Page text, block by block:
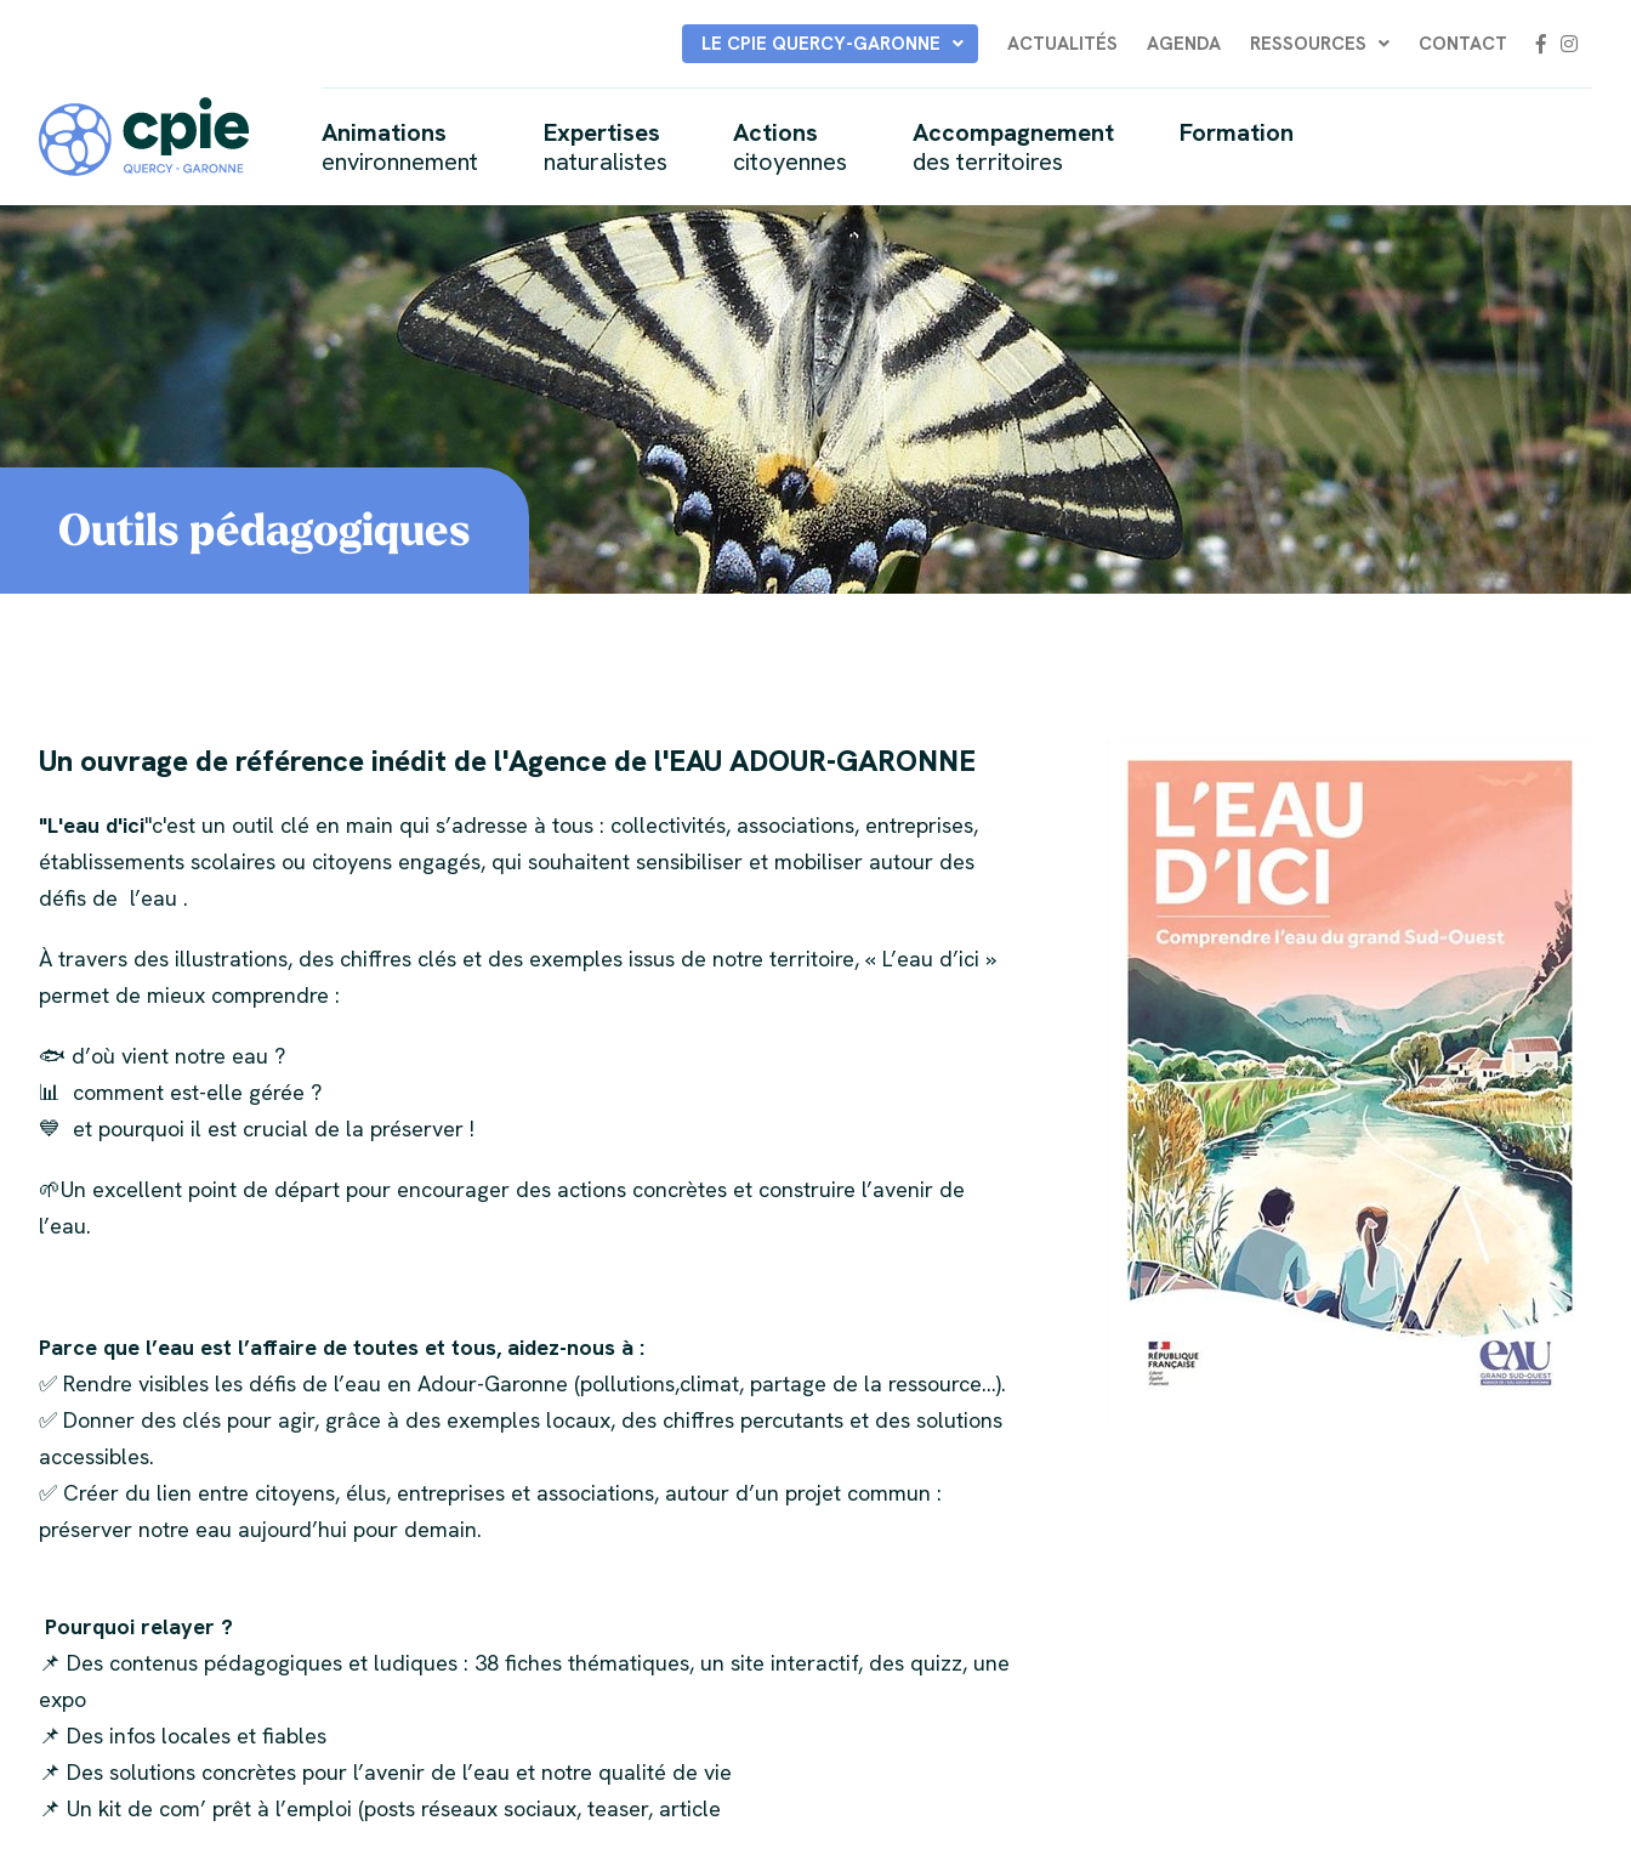
LE CPIE QUERCY-GARONNE ACTUALITÉS AGENDA RESSOURCES CONTACT
Animations
environnement
Expertises
naturalistes
Actions
citoyennes
Accompagnement
des territoires
Formation
Outils pédagogiques
Un ouvrage de référence inédit de l'Agence de l'EAU ADOUR-GARONNE
"L'eau d'ici"c'est un outil clé en main qui s’adresse à tous : collectivités, associations, entreprises,
établissements scolaires ou citoyens engagés, qui souhaitent sensibiliser et mobiliser autour des
défis de l’eau .
À travers des illustrations, des chiffres clés et des exemples issus de notre territoire, « L’eau d’ici »
permet de mieux comprendre :
🐟 d’où vient notre eau ?
📊 comment est-elle gérée ?
💙 et pourquoi il est crucial de la préserver !
🌱Un excellent point de départ pour encourager des actions concrètes et construire l’avenir de
l’eau.
Parce que l’eau est l’affaire de toutes et tous, aidez-nous à :
✅ Rendre visibles les défis de l’eau en Adour-Garonne (pollutions,climat, partage de la ressource…).
✅ Donner des clés pour agir, grâce à des exemples locaux, des chiffres percutants et des solutions
accessibles.
✅ Créer du lien entre citoyens, élus, entreprises et associations, autour d’un projet commun :
préserver notre eau aujourd’hui pour demain.
Pourquoi relayer ?
📌 Des contenus pédagogiques et ludiques : 38 fiches thématiques, un site interactif, des quizz, une
expo
📌 Des infos locales et fiables
📌 Des solutions concrètes pour l’avenir de l’eau et notre qualité de vie
📌 Un kit de com’ prêt à l’emploi (posts réseaux sociaux, teaser, article